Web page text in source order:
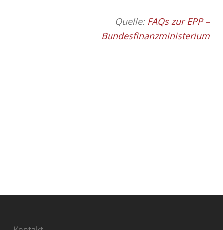
Quelle: FAQs zur EPP –
Bundesfinanzministerium